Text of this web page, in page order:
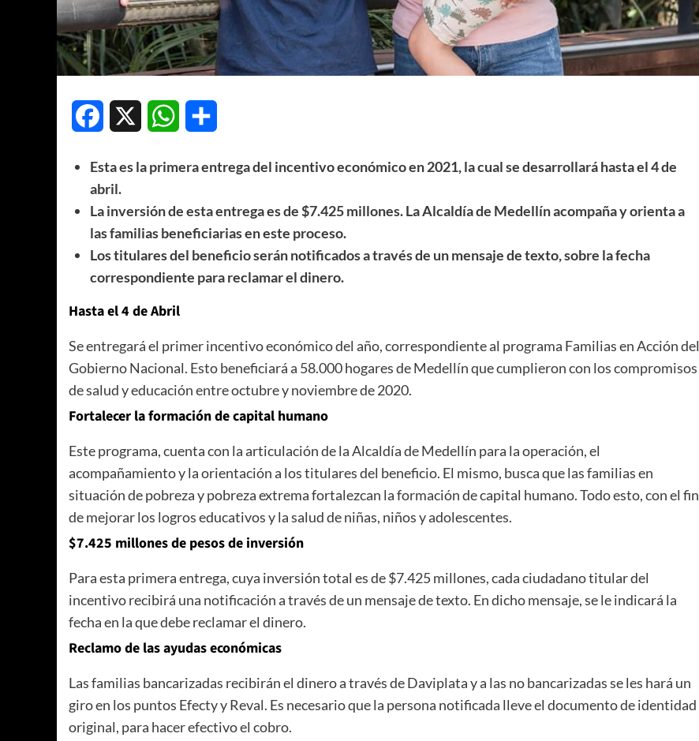
Facebook WhatsApp
Esta es la primera entrega del incentivo económico en 2021, la cual se desarrollará hasta el 4 de
abril.
La inversión de esta entrega es de $7.425 millones. La Alcaldía de Medellín acompaña y orienta a
las familias beneficiarias en este proceso.
Los titulares del beneficio serán notificados a través de un mensaje de texto, sobre la fecha
correspondiente para reclamar el dinero.
Hasta el 4 de Abril
Se entregará el primer incentivo económico del año, correspondiente al programa Familias en Acción del
Gobierno Nacional. Esto beneficiará a 58.000 hogares de Medellín que cumplieron con los compromisos
de salud y educación entre octubre y noviembre de 2020.
Fortalecer la formación de capital humano
Este programa, cuenta con la articulación de la Alcaldía de Medellín para la operación, el
acompañamiento y la orientación a los titulares del beneficio. El mismo, busca que las familias en
situación de pobreza y pobreza extrema fortalezcan la formación de capital humano. Todo esto, con el fin
de mejorar los logros educativos y la salud de niñas, niños y adolescentes.
$7.425 millones de pesos de inversión
Para esta primera entrega, cuya inversión total es de $7.425 millones, cada ciudadano titular del
incentivo recibirá una notificación a través de un mensaje de texto. En dicho mensaje, se le indicará la
fecha en la que debe reclamar el dinero.
Reclamo de las ayudas económicas
Las familias bancarizadas recibirán el dinero a través de Daviplata y a las no bancarizadas se les hará un
giro en los puntos Efecty y Reval. Es necesario que la persona notificada lleve el documento de identidad
original, para hacer efectivo el cobro.